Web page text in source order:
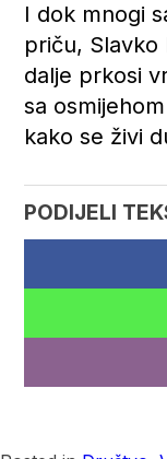
I dok mnogi
priču, Slavko
dalje prkosi
sa
kako se živi
PODIJELI